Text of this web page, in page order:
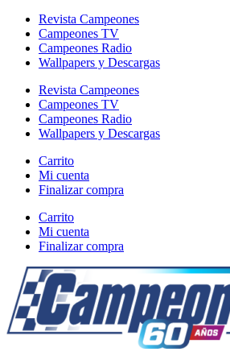
Revista Campeones
Campeones TV
Campeones Radio
Wallpapers y Descargas
Revista Campeones
Campeones TV
Campeones Radio
Wallpapers y Descargas
Carrito
Mi cuenta
Finalizar compra
Carrito
Mi cuenta
Finalizar compra